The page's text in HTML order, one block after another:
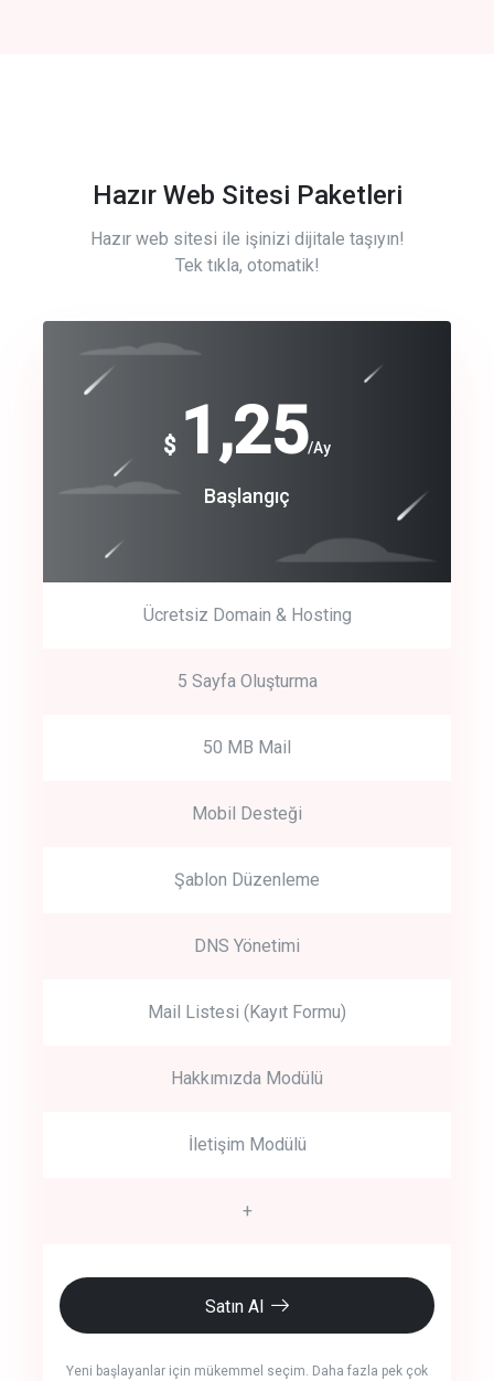
Hazır Web Sitesi Paketleri
Hazır web sitesi ile işinizi dijitale taşıyın!
Tek tıkla, otomatik!
$ 1,25/Ay
Başlangıç
Ücretsiz Domain & Hosting
5 Sayfa Oluşturma
50 MB Mail
Mobil Desteği
Şablon Düzenleme
DNS Yönetimi
Mail Listesi (Kayıt Formu)
Hakkımızda Modülü
İletişim Modülü
+
Satın Al
Yeni başlayanlar için mükemmel seçim. Daha fazla pek çok
Free
Basic